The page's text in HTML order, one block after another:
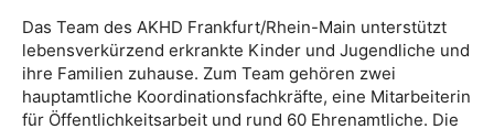
Das Team des AKHD Frankfurt/Rhein-Main unterstützt
lebensverkürzend erkrankte Kinder und Jugendliche und
ihre Familien zuhause. Zum Team gehören zwei
hauptamtliche Koordinationsfachkräfte, eine Mitarbeiterin
für Öffentlichkeitsarbeit und rund 60 Ehrenamtliche. Die